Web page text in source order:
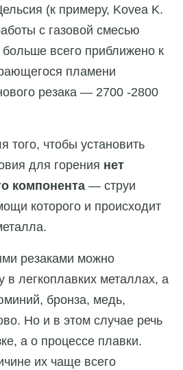
(к примеру, Kovea K.
с газовой смесью
всего приближено к
пламени
резака — 2700 -2800
того, чтобы установить
для горения нет
компонента — струи
которого и происходит
резаками можно
в легкоплавких металлах, а
бронза, медь,
Но и в этом случае речь
а о процессе плавки.
их чаще всего